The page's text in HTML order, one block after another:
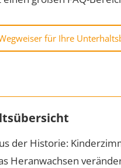
für Ihre
der Historie:
Heranwachsen